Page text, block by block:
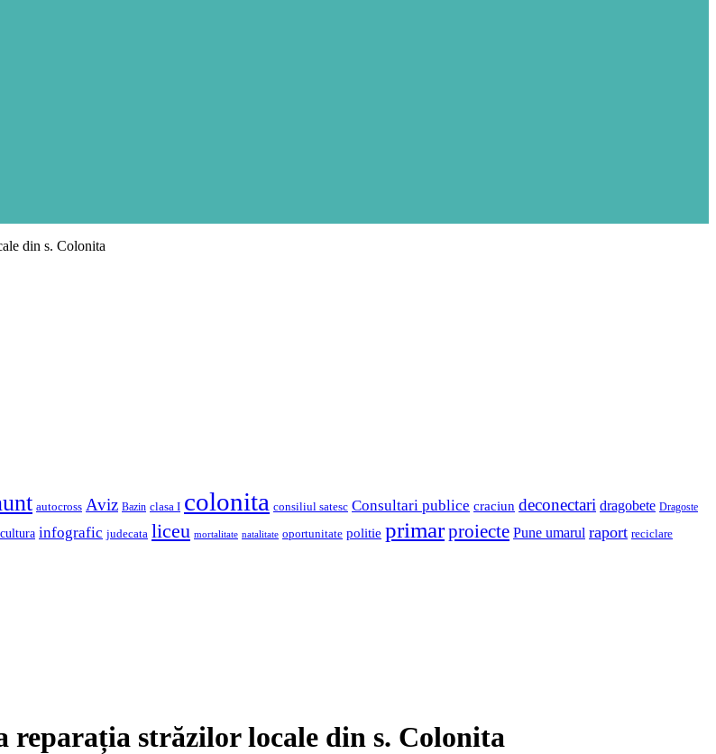
din s. Colonita
autocross Aviz Bazin clasa I colonita consiliul satesc Consultari publice craciun deconectari dragobete Dragoste
infografic judecata liceu mortalitate natalitate oportunitate politie primarproiecte Pune umarul raport reciclare
străzilor locale din s. Colonita